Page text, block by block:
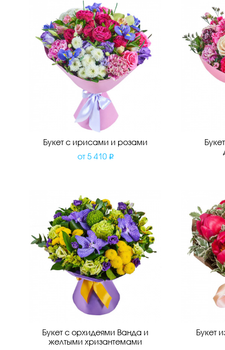
Букет с ирисами и розами
от 5 410
Букет с орхидеями Ванда и
желтыми хризантемами
Букет